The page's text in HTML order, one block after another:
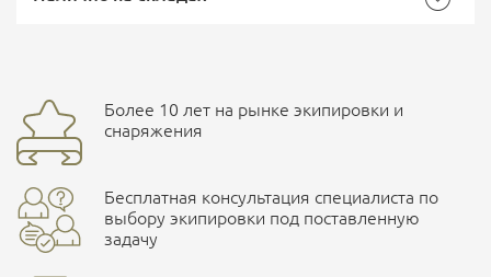
Доставка курьерской службой СДЭК -
Ваш отзыв
улица Маяковского, 10
ПОДРОБНЕЕ О СКЛАДЕ
Более 10 лет на рынке экипировки и
снаряжения
Бесплатная консультация специалиста по
выбору экипировки под поставленную
задачу